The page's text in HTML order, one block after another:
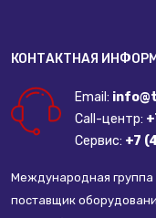
КОНТАКТНАЯ
Email:
Call-центр:
Сервис: +7
Международная группа
поставщик